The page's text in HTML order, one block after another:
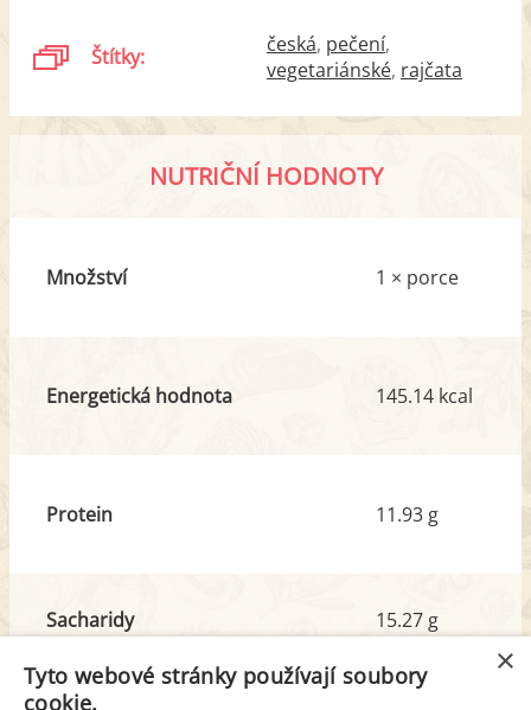
Štítky: česká pečení
vegetariánské rajčata
NUTRIČNÍ HODNOTY
Množství 1 × porce
Energetická hodnota 145.14 kcal
Protein 11.93 g
Sacharidy
15.27 g
×
Tyto webové stránky používají soubory
cookie.